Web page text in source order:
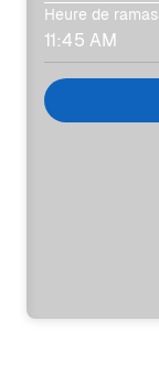
Heure de